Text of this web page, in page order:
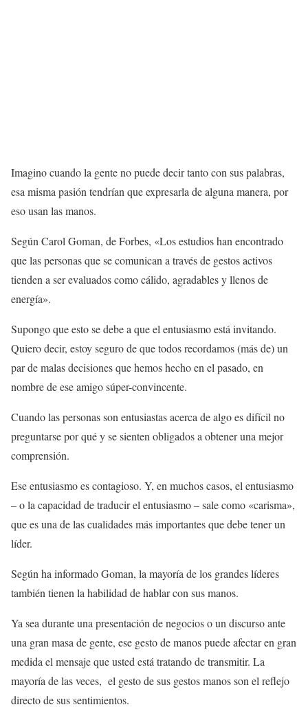
Imagino cuando la gente no puede decir tanto con sus palabras,
esa misma pasión tendrían que expresarla de alguna manera, por
eso usan las manos.
Según Carol Goman, de Forbes, «Los estudios han encontrado
que las personas que se comunican a través de gestos activos
tienden a ser evaluados como cálido, agradables y llenos de
energía».
Supongo que esto se debe a que el entusiasmo está invitando.
Quiero decir, estoy seguro de que todos recordamos (más de) un
par de malas decisiones que hemos hecho en el pasado, en
nombre de ese amigo súper-convincente.
Cuando las personas son entusiastas acerca de algo es difícil no
preguntarse por qué y se sienten obligados a obtener una mejor
comprensión.
Ese entusiasmo es contagioso. Y, en muchos casos, el entusiasmo
– o la capacidad de traducir el entusiasmo – sale como «carisma»,
que es una de las cualidades más importantes que debe tener un
líder.
Según ha informado Goman, la mayoría de los grandes líderes
también tienen la habilidad de hablar con sus manos.
Ya sea durante una presentación de negocios o un discurso ante
una gran masa de gente, ese gesto de manos puede afectar en gran
medida el mensaje que usted está tratando de transmitir. La
mayoría de las veces, el gesto de sus gestos manos son el reflejo
directo de sus sentimientos.